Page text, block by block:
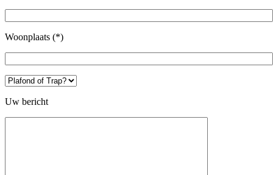
Woonplaats (*)
Gelieve dit veld leeg te laten.
Uw bericht